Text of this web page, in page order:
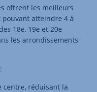
offrent les meilleurs
pouvant atteindre 4 à
18e, 19e et 20e
les arrondissements
centre, réduisant la